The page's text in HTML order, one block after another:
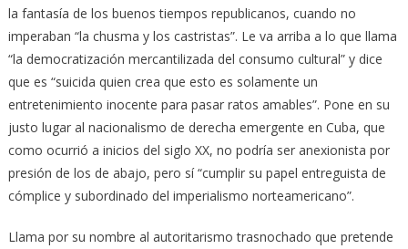
la fantasía de los buenos tiempos republicanos, cuando no
imperaban “la chusma y los castristas”. Le va arriba a lo que llama
“la democratización mercantilizada del consumo cultural” y dice
que es “suicida quien crea que esto es solamente un
entretenimiento inocente para pasar ratos amables”. Pone en su
justo lugar al nacionalismo de derecha emergente en Cuba, que
como ocurrió a inicios del siglo XX, no podría ser anexionista por
presión de los de abajo, pero sí “cumplir su papel entreguista de
cómplice y subordinado del imperialismo norteamericano”.
Llama por su nombre al autoritarismo trasnochado que pretende